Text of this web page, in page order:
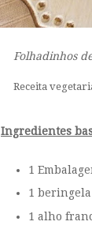
Folhadinhos de
Receita
Ingredientes
1
1
1 alho